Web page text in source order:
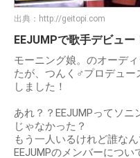
出典： http://geitopi.com
EEJUMPで歌手デビュー
モーニング娘。のオーデ
たが、つんく♂プロデュー
しました！
あれ？？EEJUMPってソ
じゃなかった？
もう一人いるけれど誰なん
EEJUMPのメンバーについ